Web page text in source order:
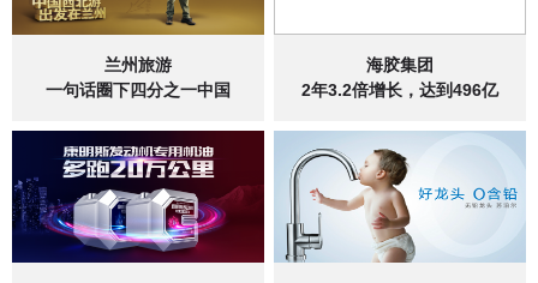
兰州旅游
一句话圈下四分之一中国
海胶集团
2年3.2倍增长，达到496亿